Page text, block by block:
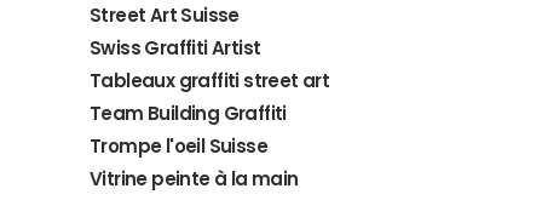
Street Art Suisse
Swiss Graffiti Artist
Tableaux graffiti street art
Team Building Graffiti
Trompe l'oeil Suisse
Vitrine peinte à la main